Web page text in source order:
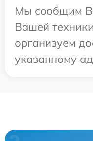
Мы сообщим
Вашей
организуем
указанному